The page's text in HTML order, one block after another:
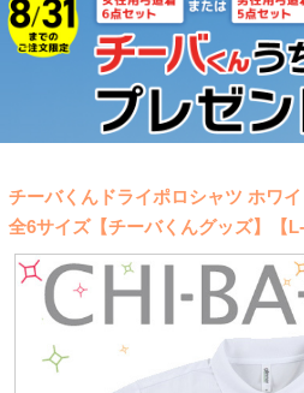
チーバくんドライポロシャツ ホワ
全6サイズ【チーバくんグッズ】【